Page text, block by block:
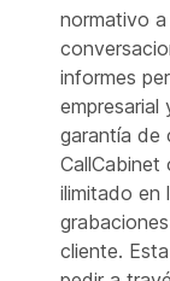
normativo
informes
garantía de
CallCabinet
ilimitado en
cliente.